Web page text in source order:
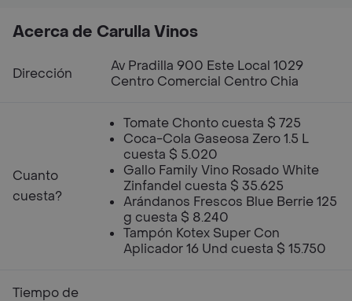
Acerca de Carulla Vinos
Dirección
Av Pradilla 900 Este Local 1029
Centro Comercial Centro Chia
Cuanto
cuesta?
Tomate Chonto cuesta $ 725
Coca-Cola Gaseosa Zero 1.5 L
cuesta $ 5.020
Gallo Family Vino Rosado White
Zinfandel cuesta $ 35.625
Arándanos Frescos Blue Berrie 125
g cuesta $ 8.240
Tampón Kotex Super Con
Aplicador 16 Und cuesta $ 15.750
Tiempo de